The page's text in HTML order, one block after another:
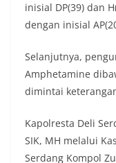
inisial DP(39) dan
dengan inisial
Selanjutnya,
Amphetamine
dimintai
Kapolresta Deli
SIK, MH melalui
Serdang Kompol